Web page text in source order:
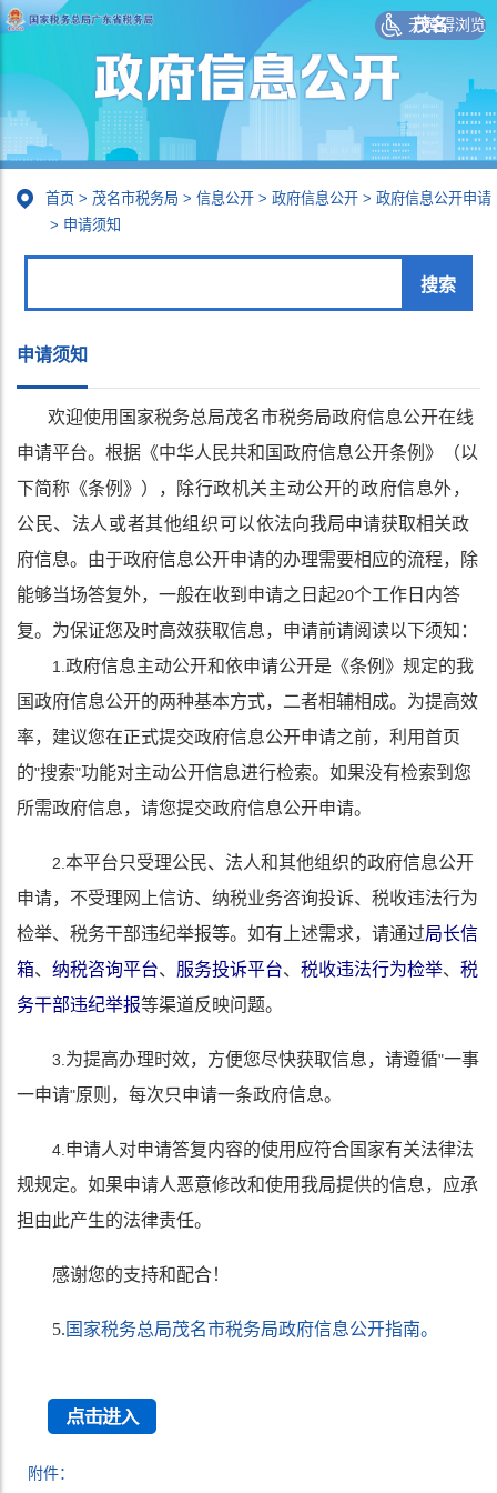
茂名
无障碍浏览
首页 > 茂名市税务局 > 信息公开 > 政府信息公开 > 政府信息公开申请
> 申请须知
申请须知
欢迎使用国家税务总局茂名市税务局政府信息公开在线
申请平台。根据《中华人民共和国政府信息公开条例》（以
下简称《条例 》），
除行政机关主动公开的政府信息外，
公民、法人或者其他组织可以依法向我局申请获取相关政
府信息。由于政府信息公开申请的办理需要相应的流程，除
能够当场答复外，一般在收到申请之日起20个工作日内答
复。为保证您及时高效获取信息，申请前请阅读以下须知：
1. 政府信息主动公开和依申请公开是《条例》规定的我
国政府信息公开的两种基本方式，二者相辅相成。为提高效
率，建议您在正式提交政府信息公开申请之前，利用首页
的"搜索"功能对主动公开信息进行检索。如果没有检索到您
所需政府信息，请您提交政府信息公开申请。
2. 本平台只受理公民、法人和其他组织的政府信息公开
申请，不受理网上信访、纳税业务咨询投诉、税收违法行为
检举、税务干部违纪举报等。如有上述需求，请通过局长信
箱、 纳税咨询平台、 服务投诉平台、 税收违法行为检举、 税
务干部违纪举报等渠道反映问题。
3. 为提高办理时效，方便您尽快获取信息，请遵循"一事
一申请"原则，每次只申请一条政府信息。
4. 申请人对申请答复内容的使用应符合国家有关法律法
规规定。如果申请人恶意修改和使用我局提供的信息，应承
担由此产生的法律责任。
感谢您的支持和配合！
5. 国家税务总局茂名市税务局政府信息公开指南。
附件：